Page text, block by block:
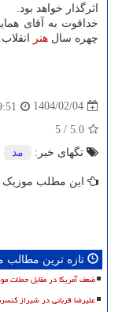
اثرگذار خواهد بود.
خداقوت به آقای
چهره سال هنر
1404/02/04
5.0
/
5
تگهای خبر:
مد
این مطلب موزیک
تازه ترین مطالب
ضعف آمریکا در مقابل
علیرضا قربانی در شیراز